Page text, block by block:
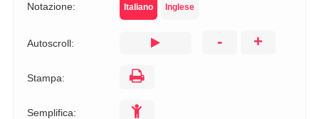
Notazione: Italiano Inglese
Autoscroll: - +
Stampa:
Semplifica: